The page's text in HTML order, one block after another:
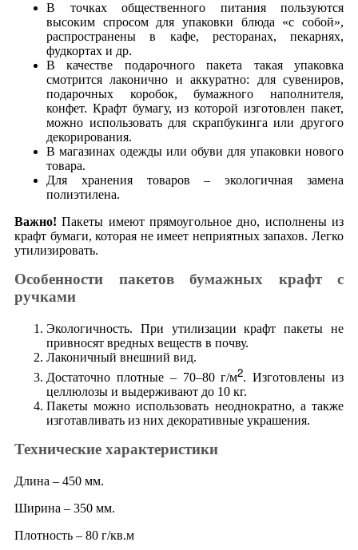
В точках общественного питания пользуются
высоким спросом для упаковки блюда «с собой»,
распространены в кафе, ресторанах, пекарнях,
фудкортах и др.
В качестве подарочного пакета такая упаковка
смотрится лаконично и аккуратно: для сувениров,
подарочных коробок, бумажного наполнителя,
конфет. Крафт бумагу, из которой изготовлен пакет,
можно использовать для скрапбукинга или другого
декорирования.
В магазинах одежды или обуви для упаковки нового
товара.
Для хранения товаров – экологичная замена
полиэтилена.
Важно!Пакеты имеют прямоугольное дно, исполнены из
крафт бумаги, которая не имеет неприятных запахов. Легко
утилизировать.
Особенности пакетов бумажных крафт с
ручками
Экологичность. При утилизации крафт пакеты не
привносят вредных веществ в почву.
Лаконичный внешний вид.
Достаточно плотные – 70–80 г/м2. Изготовлены из
целлюлозы и выдерживают до 10 кг.
Пакеты можно использовать неоднократно, а также
изготавливать из них декоративные украшения.
Технические характеристики
Длина – 450 мм.
Ширина – 350 мм.
Плотность – 80 г/кв.м